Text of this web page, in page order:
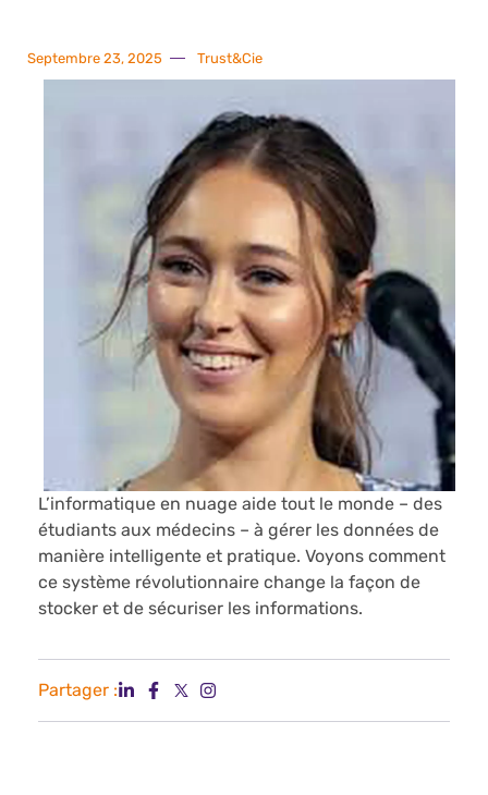
Septembre 23, 2025 Trust&Cie
L’informatique en nuage aide tout le monde – des
étudiants aux médecins – à gérer les données de
manière intelligente et pratique. Voyons comment
ce système révolutionnaire change la façon de
stocker et de sécuriser les informations.
Partager :